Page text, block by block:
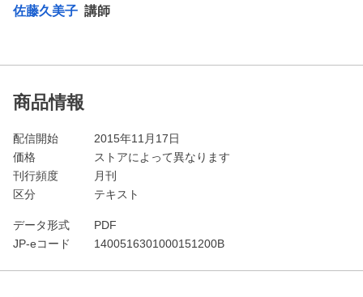
佐藤久美子 講師
商品情報
配信開始
2015年11月17日
価格
ストアによって異なります
刊行頻度
月刊
区分
テキスト
データ形式
PDF
JP-eコード
1400516301000151200B